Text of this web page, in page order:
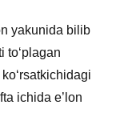
yakunida bilib
toʻplagan
ichida e’lon